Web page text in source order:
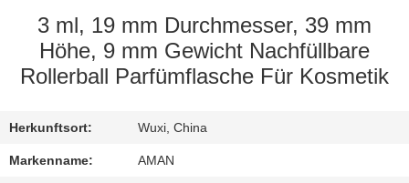
ÜBER
UNS
QUALITÄTSKONTROLLE
3 ml, 19 mm Durchmesser, 39 mm
Höhe, 9 mm Gewicht Nachfüllbare
Rollerball Parfümflasche Für Kosmetik
Herkunftsort: Wuxi, China
Markenname: AMAN